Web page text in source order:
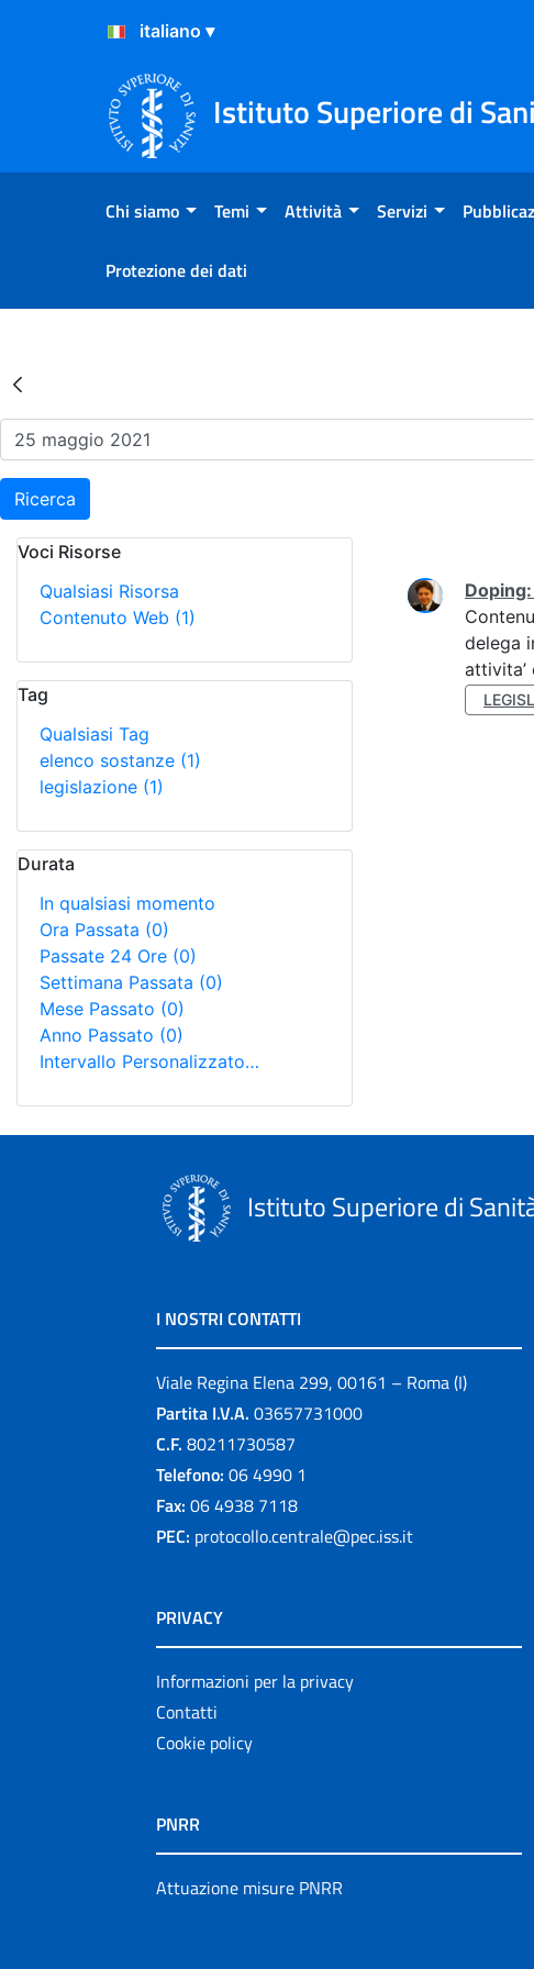
Salta al Contenuto
Salta al Footer
Istituto Superiore di
Chi siamo Temi Attività Servizi
Protezione dei dati
Risultati della Ricerca - Eventi
Ricerca
Voci Risorse
Qualsiasi Risorsa
Contenuto Web (1)
Tag
Qualsiasi Tag
elenco sostanze (1)
legislazione (1)
Durata
In qualsiasi momento
Ora Passata (0)
Passate 24 Ore (0)
Settimana Passata (0)
Mese Passato (0)
Anno Passato (0)
Intervallo Personalizzato…
Ricerca
delega
Istituto Superiore di
I NOSTRI CONTATTI
Viale Regina Elena 299, 00161 – Roma (I)
Partita I.V.A. 03657731000
C.F. 80211730587
Telefono: 06 4990 1
Fax: 06 4938 7118
PEC: protocollo.centrale@pec.iss.it
PRIVACY
Informazioni per la privacy
Contatti
Cookie policy
PNRR
Attuazione misure PNRR